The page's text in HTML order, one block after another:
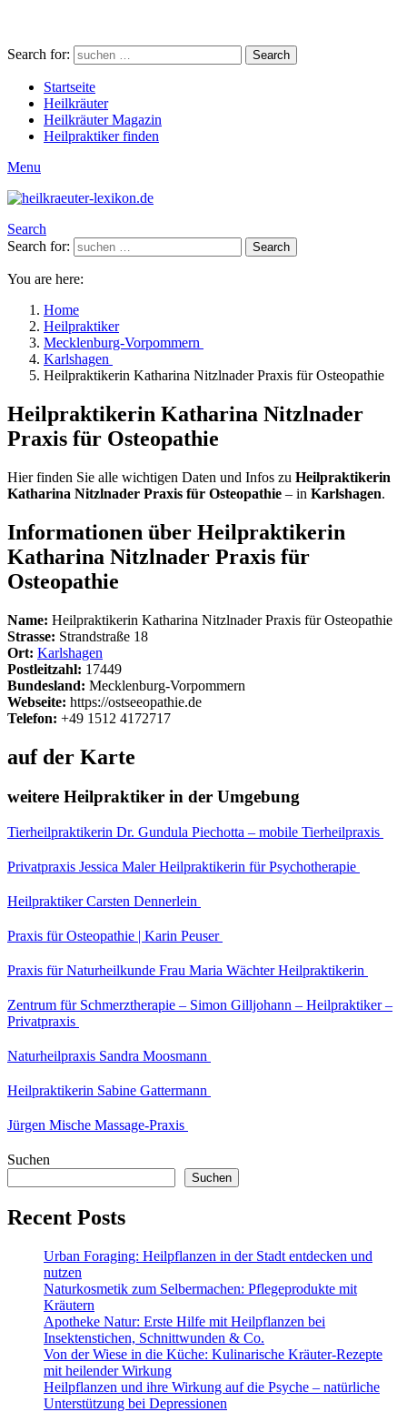
Search for: Search
Startseite
Heilkräuter
Heilkräuter Magazin
Heilpraktiker finden
Menu
Search
Search for:
Search
You are here:
Home
Heilpraktiker
Mecklenburg-Vorpommern
Karlshagen
Heilpraktikerin Katharina Nitzlnader Praxis für Osteopathie
Heilpraktikerin Katharina Nitzlnader
Praxis für Osteopathie
Hier finden Sie alle wichtigen Daten und Infos zu Heilpraktikerin
Katharina Nitzlnader Praxis für Osteopathie – in Karlshagen.
Informationen über Heilpraktikerin
Katharina Nitzlnader Praxis für
Osteopathie
Name: Heilpraktikerin Katharina Nitzlnader Praxis für Osteopathie
Strasse: Strandstraße 18
Ort: Karlshagen
Postleitzahl: 17449
Bundesland: Mecklenburg-Vorpommern
Webseite: https://ostseeopathie.de
Telefon: +49 1512 4172717
auf der Karte
weitere Heilpraktiker in der Umgebung
Tierheilpraktikerin Dr. Gundula Piechotta – mobile Tierheilpraxis
Privatpraxis Jessica Maler Heilpraktikerin für Psychotherapie
Heilpraktiker Carsten Dennerlein
Praxis für Osteopathie | Karin Peuser
Praxis für Naturheilkunde Frau Maria Wächter Heilpraktikerin
Zentrum für Schmerztherapie – Simon Gilljohann – Heilpraktiker –
Privatpraxis
Naturheilpraxis Sandra Moosmann
Heilpraktikerin Sabine Gattermann
Jürgen Mische Massage-Praxis
Suchen
Suchen
Recent Posts
Urban Foraging: Heilpflanzen in der Stadt entdecken und
nutzen
Naturkosmetik zum Selbermachen: Pflegeprodukte mit
Kräutern
Apotheke Natur: Erste Hilfe mit Heilpflanzen bei
Insektenstichen, Schnittwunden & Co.
Von der Wiese in die Küche: Kulinarische Kräuter-Rezepte
mit heilender Wirkung
Heilpflanzen und ihre Wirkung auf die Psyche – natürliche
Unterstützung bei Depressionen